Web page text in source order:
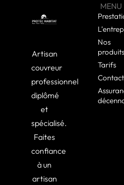
Artisan
couvreur
professionnel
diplômé
et
spécialisé.
Faites
confiance
à un
artisan
MENU
Nos
produits
Tarifs
Contact